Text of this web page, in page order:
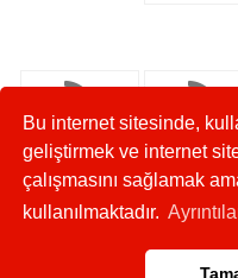
Bu internet sitesinde,
geliştirmek ve internet
çalışmasını sağlamak
kullanılmaktadır.
Copyright 2023 ©